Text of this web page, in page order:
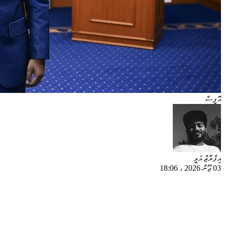
އޮފީސް
އިފްރާޒް އަލީ
03 ޖޫން 2026
، 18:06